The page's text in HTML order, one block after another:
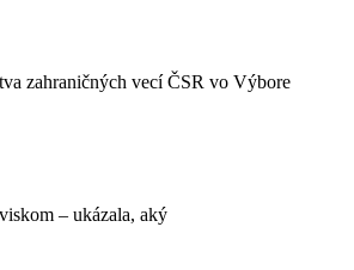
zahraničných vecí ČSR vo Výbore
– ukázala, aký